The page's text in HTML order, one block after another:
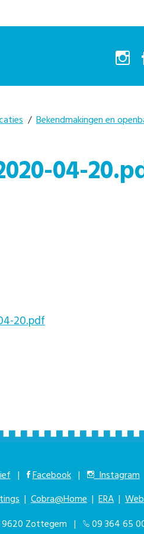
/ Bekendmakingen en
04-
20.pdf
| Facebook | Instagram
| Cobra@Home | ERA |
9620 Zottegem |
09 364 65